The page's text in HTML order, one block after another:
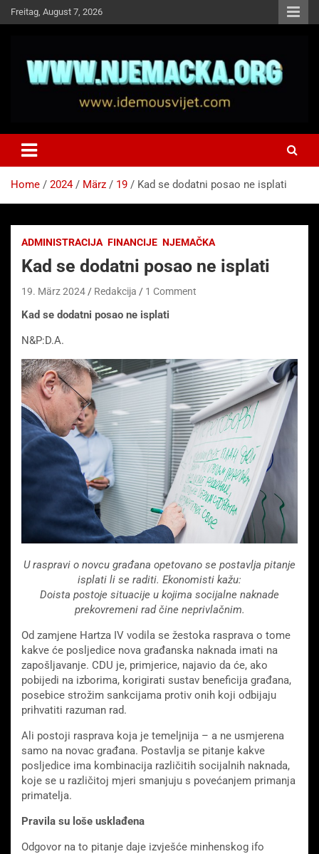
Skip
to
Freitag, August 7, 2026
Idemo u Svijet-Njemacka!
Home 2024 März 19 Kad se dodatni posao ne isplati
ADMINISTRACIJA FINANCIJE NJEMAČKA
Kad se dodatni posao ne isplati
19. März 2024 Redakcija 1 Comment
Kad se dodatni posao ne isplati
N&P:D.A.
U raspravi o novcu građana opetovano se postavlja pitanje
isplati li se raditi. Ekonomisti kažu:
Doista postoje situacije u kojima socijalne naknade
prekovremeni rad čine neprivlačnim.
Od zamjene Hartza IV vodila se žestoka rasprava o tome
kakve će posljedice nova građanska naknada imati na
zapošljavanje. CDU je, primjerice, najavio da će, ako
pobijedi na izborima, korigirati sustav beneficija građana,
posebice strožim sankcijama protiv onih koji odbijaju
prihvatiti razuman rad.
Ali postoji rasprava koja je temeljnija – a ne usmjerena
samo na novac građana. Postavlja se pitanje kakve
posljedice ima kombinacija različitih socijalnih naknada,
koje se u različitoj mjeri smanjuju s povećanjem primanja
primatelja.
Pravila su loše usklađena
Odgovor na to pitanje daje izvješće minhenskog ifo